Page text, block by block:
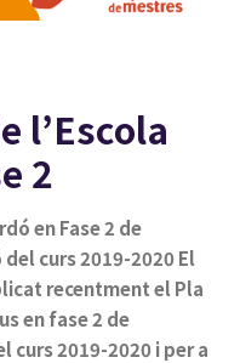
l’Escola
2
en Fase 2 de
curs 2019-2020 El
recentment el Pla
en fase 2 de
curs 2019-2020 i per a